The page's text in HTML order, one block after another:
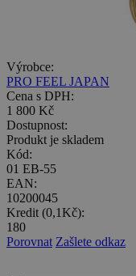
Výrobce:
PRO FEEL JAPAN
Cena s DPH:
1 800 Kč
Dostupnost:
Produkt je skladem
Kód:
01 EB-55
EAN:
10200045
Kredit (0,1Kč):
180
Porovnat Zašlete odkaz